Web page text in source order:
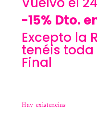
-15% Dto.
Excepto la
tenéis toda
Final
Hay existencias